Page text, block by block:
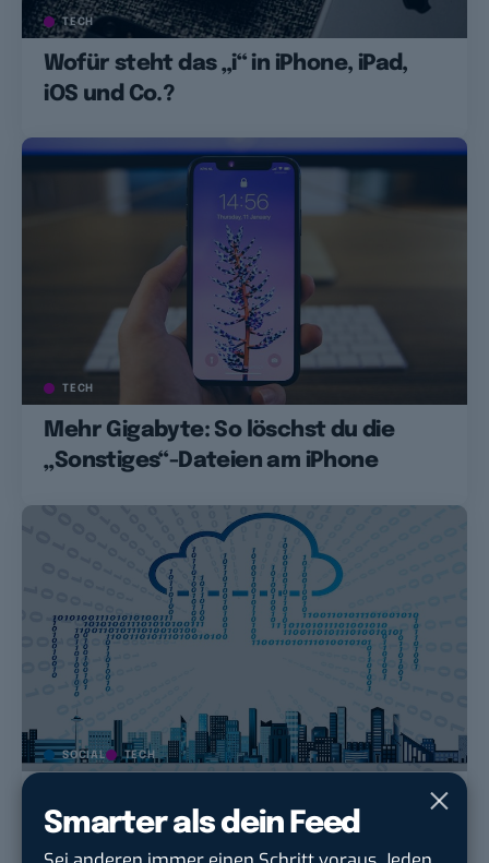
Smarter als dein Feed
TECH
Wofür steht das „i“ in iPhone, iPad,
iOS und Co.?
TECH
Mehr Gigabyte: So löschst du die
„Sonstiges“-Dateien am iPhone
SOCIAL TECH
Kinderpornografie-Tool